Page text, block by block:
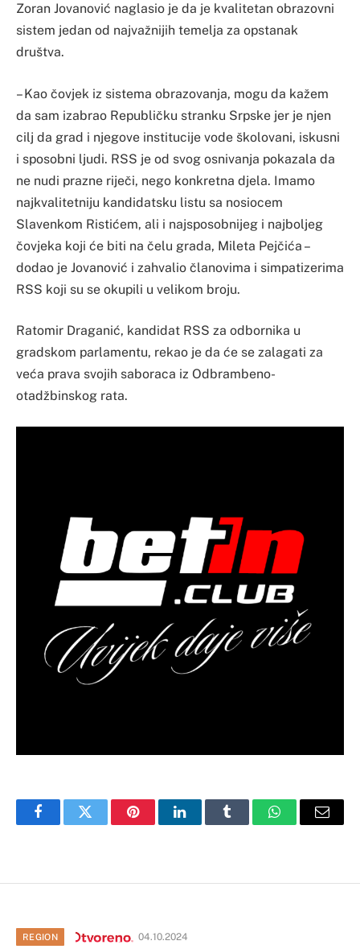
Zoran Jovanović naglasio je da je kvalitetan obrazovni
sistem jedan od najvažnijih temelja za opstanak
društva.
– Kao čovjek iz sistema obrazovanja, mogu da kažem
da sam izabrao Republičku stranku Srpske jer je njen
cilj da grad i njegove institucije vode školovani, iskusni
i sposobni ljudi. RSS je od svog osnivanja pokazala da
ne nudi prazne riječi, nego konkretna djela. Imamo
najkvalitetniju kandidatsku listu sa nosiocem
Slavenkom Ristićem, ali i najsposobnijeg i najboljeg
čovjeka koji će biti na čelu grada, Mileta Pejčića –
dodao je Jovanović i zahvalio članovima i simpatizerima
RSS koji su se okupili u velikom broju.
Ratomir Draganić, kandidat RSS za odbornika u
gradskom parlamentu, rekao je da će se zalagati za
veća prava svojih saboraca iz Odbrambeno-
otadžbinskog rata.
FacebookTwitter PinterestLinkedInTumblr WhatsAppEmail
REGION 04.10.2024